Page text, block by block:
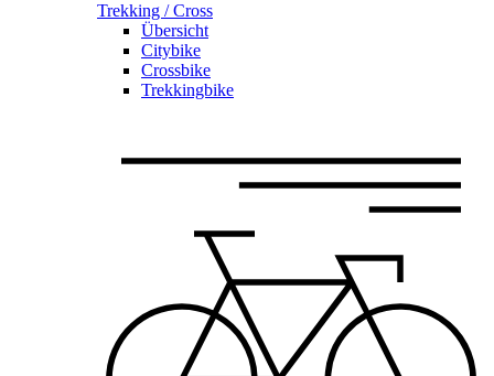
Trekking / Cross
Übersicht
Citybike
Crossbike
Trekkingbike